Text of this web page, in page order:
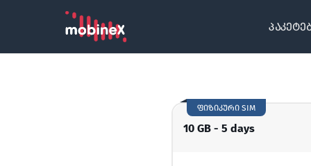
10 GB - 5 days
ფიზიკური SIM